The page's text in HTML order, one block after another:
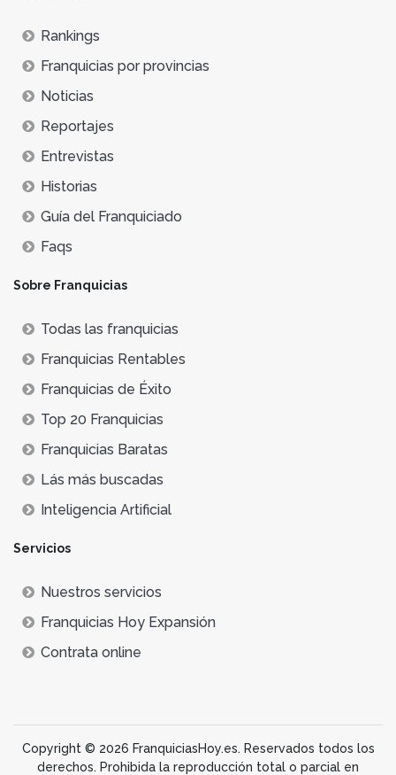
Rankings
Franquicias por provincias
Noticias
Reportajes
Entrevistas
Historias
Guía del Franquiciado
Faqs
Sobre Franquicias
Todas las franquicias
Franquicias Rentables
Franquicias de Éxito
Top 20 Franquicias
Franquicias Baratas
Lás más buscadas
Inteligencia Artificial
Servicios
Nuestros servicios
Franquicias Hoy Expansión
Contrata online
Copyright © 2026 FranquiciasHoy.es. Reservados todos los
derechos. Prohibida la reproducción total o parcial en